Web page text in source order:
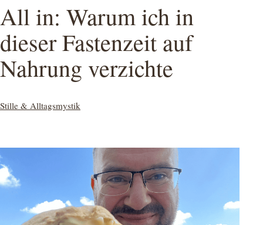
All in: Warum ich in
dieser Fastenzeit auf
Nahrung verzichte
Kategorisiert
Stille & Alltagsmystik